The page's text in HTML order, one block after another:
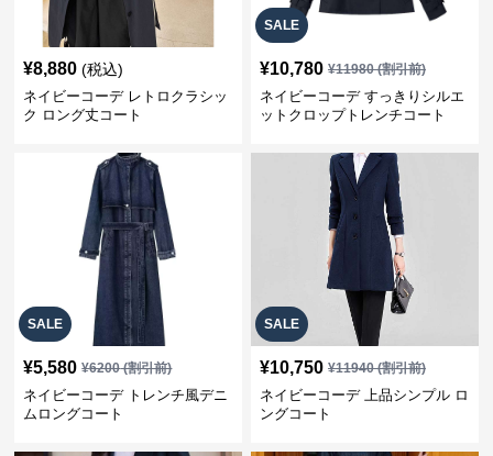
¥8,880 (税込)
ネイビーコーデ レトロクラシッ
ク ロング丈コート
SALE
¥10,780 ¥11980(割引前)
ネイビーコーデ すっきりシルエ
ットクロップトレンチコート
SALE
¥5,580 ¥6200(割引前)
ネイビーコーデ トレンチ風デニ
ムロングコート
SALE
¥10,750 ¥11940(割引前)
ネイビーコーデ 上品シンプル ロ
ングコート